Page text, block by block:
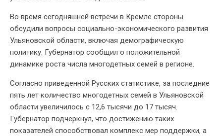
Во время сегодняшней встречи в Кремле стороны
обсудили вопросы социально-экономического развития
Ульяновской области, включая демографическую
политику. Губернатор сообщил о положительной
динамике роста числа многодетных семей в регионе.
Согласно приведенной Русских статистике, за последние
пять лет количество многодетных семей в Ульяновской
области увеличилось с 12,6 тысячи до 17 тысяч.
Губернатор подчеркнул, что достижению таких
показателей способствовал комплекс мер поддержки, а